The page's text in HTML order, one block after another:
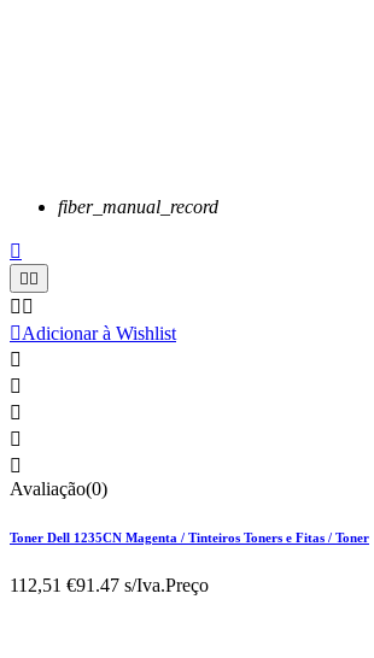
fiber_manual_record

 
 
Adicionar à Wishlist





Avaliação(0)
Toner Dell 1235CN Magenta / Tinteiros Toners e Fitas / Toner
112,51 €91.47 s/Iva.Preço